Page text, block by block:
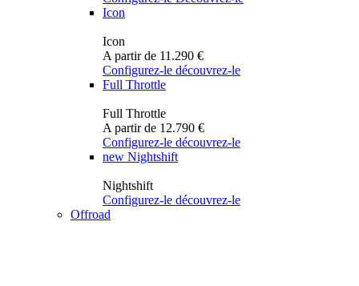
Icon
Icon
A partir de 11.290 €
Configurez-le découvrez-le
Full Throttle
Full Throttle
A partir de 12.790 €
Configurez-le découvrez-le
new Nightshift
Nightshift
Configurez-le découvrez-le
Offroad